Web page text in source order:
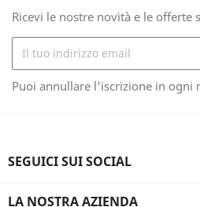
Ricevi le nostre novità e le offerte
Puoi annullare l'iscrizione in ogni
SEGUICI SUI SOCIAL
LA NOSTRA AZIENDA